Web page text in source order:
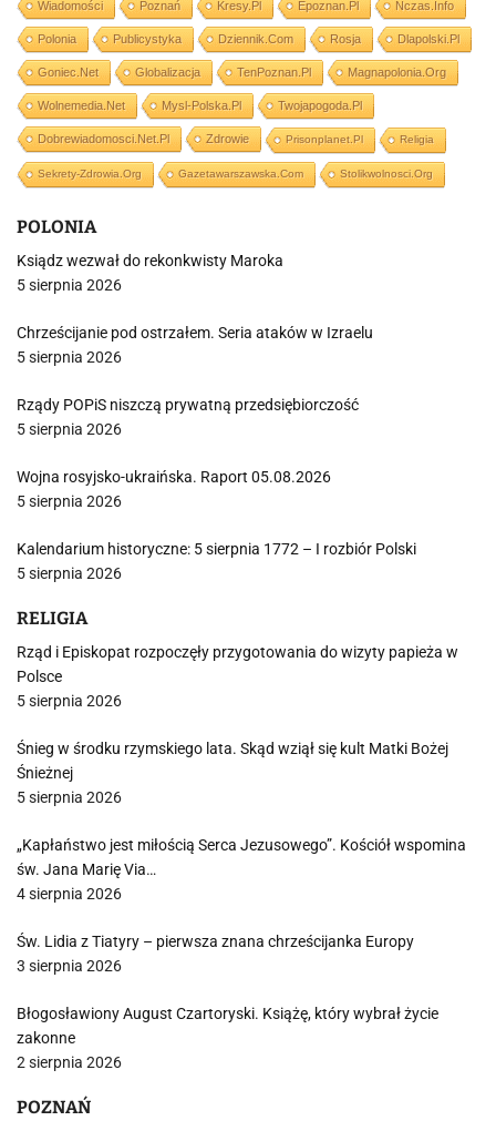
Wiadomości Poznań Kresy.pl Epoznan.pl Nczas.info
Polonia Publicystyka Dziennik.com Rosja Dlapolski.pl
Goniec.net Globalizacja TenPoznan.pl Magnapolonia.org
Wolnemedia.net Mysl-Polska.pl Twojapogoda.pl
Dobrewiadomosci.net.pl Zdrowie Prisonplanet.pl Religia
Sekrety-Zdrowia.org Gazetawarszawska.com Stolikwolnosci.org
POLONIA
Ksiądz wezwał do rekonkwisty Maroka
5 sierpnia 2026
Chrześcijanie pod ostrzałem. Seria ataków w Izraelu
5 sierpnia 2026
Rządy POPiS niszczą prywatną przedsiębiorczość
5 sierpnia 2026
Wojna rosyjsko-ukraińska. Raport 05.08.2026
5 sierpnia 2026
Kalendarium historyczne: 5 sierpnia 1772 – I rozbiór Polski
5 sierpnia 2026
RELIGIA
Rząd i Episkopat rozpoczęły przygotowania do wizyty papieża w
Polsce
5 sierpnia 2026
Śnieg w środku rzymskiego lata. Skąd wziął się kult Matki Bożej
Śnieżnej
5 sierpnia 2026
„Kapłaństwo jest miłością Serca Jezusowego”. Kościół wspomina
św. Jana Marię Via…
4 sierpnia 2026
Św. Lidia z Tiatyry – pierwsza znana chrześcijanka Europy
3 sierpnia 2026
Błogosławiony August Czartoryski. Książę, który wybrał życie
zakonne
2 sierpnia 2026
POZNAŃ